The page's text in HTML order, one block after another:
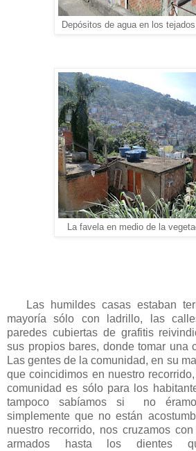
Depósitos de agua en los
La favela en medio de la
Las humildes casas estaban
mayoría sólo con ladrillo, las
paredes cubiertas de grafitis
sus propios bares, donde tomar una
Las gentes de la comunidad, en su
que coincidimos en nuestro
comunidad es sólo para los
tampoco sabíamos si no
simplemente que no están
nuestro recorrido, nos cruzamos
armados hasta los dientes